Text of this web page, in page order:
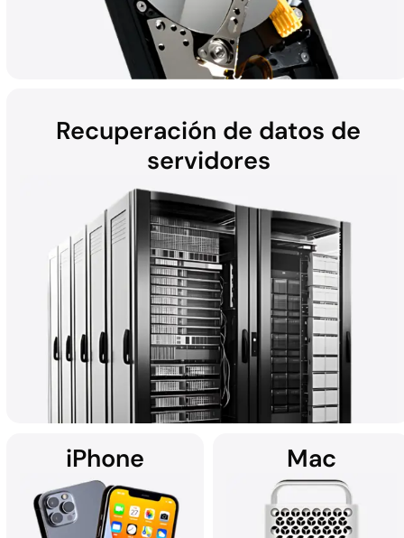
Las unidades de disco duro (HDD) que se encuentran en
computadoras portátiles, de escritorio, dispositivos externos y
discos duros con helio pueden ser susceptibles a la pérdida de
datos debido a fallas de hardware, daños físicos, malware y
más. Tanto si el equipo es Mac, Windows o parte de un RAID,
todas las recuperaciones de discos duros se realizan en la sala
limpia de última generación de DriveSavers.
Recuperación de datos de
servidores
Utilizando soluciones de recuperación de datos personalizadas,
DriveSavers se especializa en la recuperación de datos de
iPhone Mac